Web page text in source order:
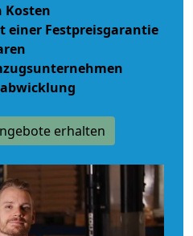
Kosten
einer Festpreisgarantie
erhalten